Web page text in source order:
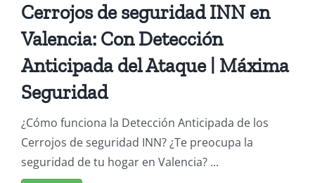
Cerrojos de seguridad INN en
Valencia: Con Detección
Anticipada del Ataque | Máxima
Seguridad
¿Cómo funciona la Detección Anticipada de los
Cerrojos de seguridad INN? ¿Te preocupa la
seguridad de tu hogar en Valencia? ...